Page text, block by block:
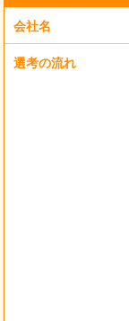
会社名
選考の流れ